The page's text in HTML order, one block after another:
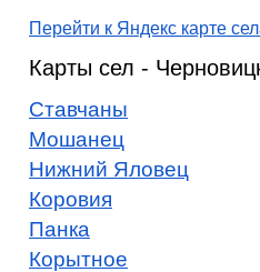
Перейти к Яндекс карте
Карты сел -
Ставчаны
Мошанец
Нижний Яловец
Коровия
Панка
Корытное